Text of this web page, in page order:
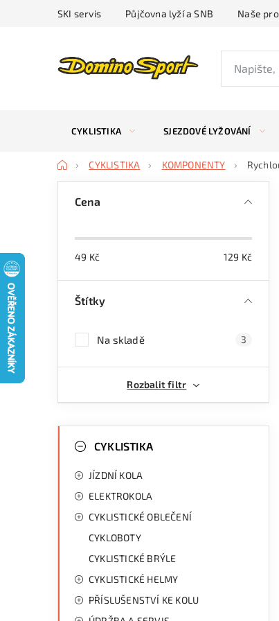
SKI servis Půjčovna lyží a SNB Naše
CYKLISTIKA SJEZDOVÉ LYŽOVÁNÍ
DomůCYKLISTIKA KOMPONENTY
í
p
Cena
49 Kč 129 Kč
Štítky
Na skladě 3
Rozbalit filtr
kategorieCYKLISTIKA
JÍZDNÍ KOLA
ELEKTROKOLA
CYKLISTICKÉ OBLEČENÍ
CYKLOBOTY
CYKLISTICKÉ BRÝLE
CYKLISTICKÉ HELMY
PŘÍSLUŠENSTVÍ KE KOLU